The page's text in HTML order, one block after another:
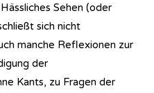
Sehen (oder
sich nicht
manche Reflexionen zur
der
Kants, zu Fragen der